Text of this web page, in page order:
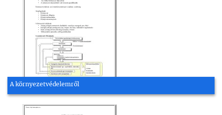
A környezetvédelemről